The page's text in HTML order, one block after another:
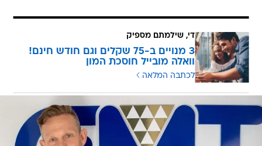
די, שילמתם מספיק
3 מנויים ב-75 שקלים וגם חודש חינם!
וואלה מובייל חוסכת המון
לכתבה המלאה